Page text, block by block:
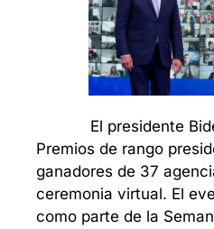
Premios de rango
ganadores de 37
ceremonia virtual. El
como parte de la